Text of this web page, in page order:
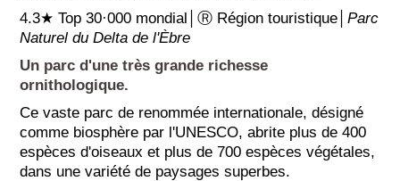
4.3★ Top 30·000 mondial│Ⓡ Région touristique│Parc
Naturel du Delta de l'Èbre
Un parc d'une très grande richesse
ornithologique.
Ce vaste parc de renommée internationale, désigné
comme biosphère par l'UNESCO, abrite plus de 400
espèces d'oiseaux et plus de 700 espèces végétales,
dans une variété de paysages superbes.